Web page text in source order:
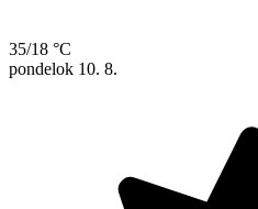
35/18 °C
pondelok 10. 8.